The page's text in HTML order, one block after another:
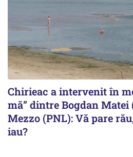
Chirieac a intervenit în
mă” dintre Bogdan Matei
Mezzo (PNL): Vă pare
iau?